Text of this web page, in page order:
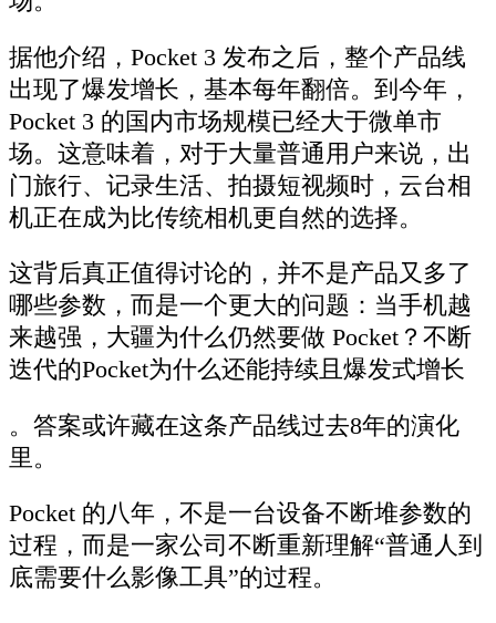
据他介绍，Pocket 3 发布之后，整个产品线
出现了爆发增长，基本每年翻倍。到今年，
Pocket 3 的国内市场规模已经大于微单市
场。这意味着，对于大量普通用户来说，出
门旅行、记录生活、拍摄短视频时，云台相
机正在成为比传统相机更自然的选择。
这背后真正值得讨论的，并不是产品又多了
哪些参数，而是一个更大的问题：当手机越
来越强，大疆为什么仍然要做 Pocket？不断
迭代的Pocket为什么还能持续且爆发式增长
。答案或许藏在这条产品线过去8年的演化
里。
Pocket 的八年，不是一台设备不断堆参数的
过程，而是一家公司不断重新理解“普通人到
底需要什么影像工具”的过程。